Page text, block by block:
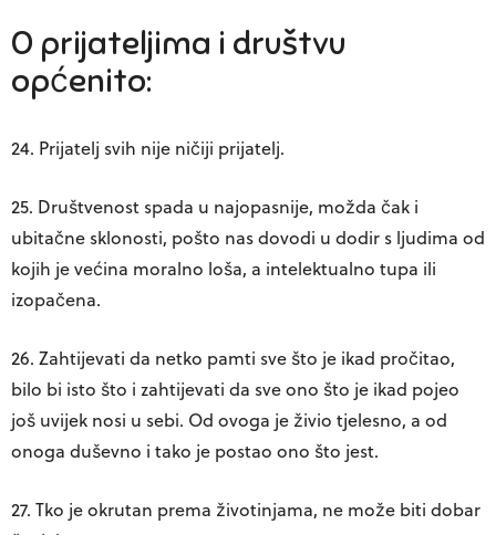
O prijateljima i društvu
općenito:
24. Prijatelj svih nije ničiji prijatelj.
25. Društvenost spada u najopasnije, možda čak i
ubitačne sklonosti, pošto nas dovodi u dodir s ljudima od
kojih je većina moralno loša, a intelektualno tupa ili
izopačena.
26. Zahtijevati da netko pamti sve što je ikad pročitao,
bilo bi isto što i zahtijevati da sve ono što je ikad pojeo
još uvijek nosi u sebi. Od ovoga je živio tjelesno, a od
onoga duševno i tako je postao ono što jest.
27. Tko je okrutan prema životinjama, ne može biti dobar